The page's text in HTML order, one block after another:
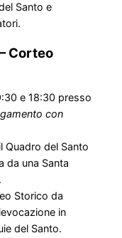
Santo e
Corteo
e 18:30 presso
con
Quadro del Santo
da una Santa
Storico da
in
del Santo.